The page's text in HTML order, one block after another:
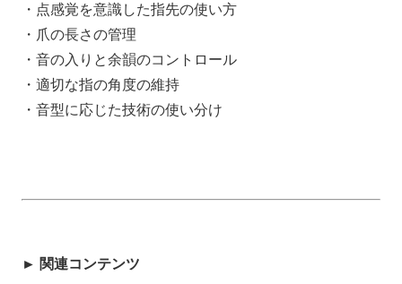
・点感覚を意識した指先の使い方
・爪の長さの管理
・音の入りと余韻のコントロール
・適切な指の角度の維持
・音型に応じた技術の使い分け
► 関連コンテンツ